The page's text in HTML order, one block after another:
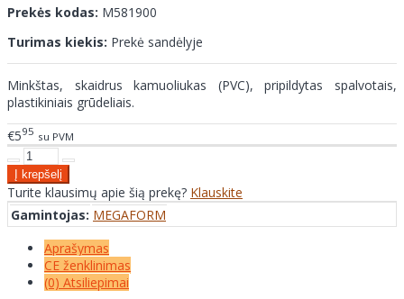
Prekės kodas: M581900
Turimas kiekis: Prekė sandėlyje
Minkštas, skaidrus kamuoliukas (PVC), pripildytas spalvotais,
plastikiniais grūdeliais.
€595 su PVM
Turite klausimų apie šią prekę? Klauskite
Gamintojas: MEGAFORM
Aprašymas
CE ženklinimas
(0) Atsiliepimai